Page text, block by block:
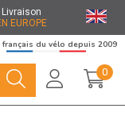
Livraison
EUROPE
vélo
français du vélo depuis 2009
0